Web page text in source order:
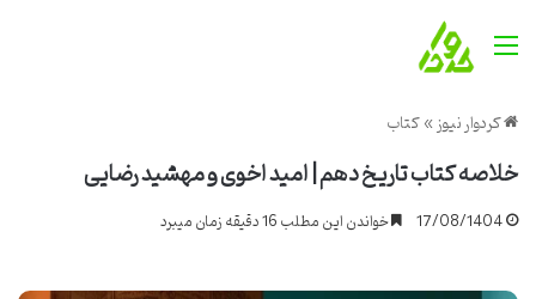
منو
کردوار نیوز»کتاب
خلاصه کتاب تاریخ دهم | امید اخوی و مهشید رضایی
17/08/1404 خواندن این مطلب 16 دقیقه زمان میبرد